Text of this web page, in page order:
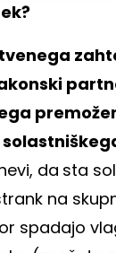
da sta
na
spadajo